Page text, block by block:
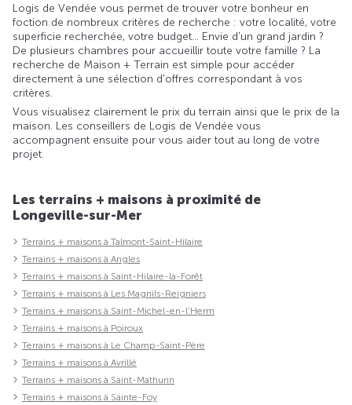
Logis de Vendée vous permet de trouver votre bonheur en
foction de nombreux critères de recherche : votre localité, votre
superficie recherchée, votre budget... Envie d'un grand jardin ?
De plusieurs chambres pour accueillir toute votre famille ? La
recherche de Maison + Terrain est simple pour accéder
directement à une sélection d'offres correspondant à vos
critères.
Vous visualisez clairement le prix du terrain ainsi que le prix de la
maison. Les conseillers de Logis de Vendée vous
accompagnent ensuite pour vous aider tout au long de votre
projet.
Les terrains + maisons à proximité de
Longeville-sur-Mer
Terrains + maisons à Talmont-Saint-Hilaire
Terrains + maisons à Angles
Terrains + maisons à Saint-Hilaire-la-Forêt
Terrains + maisons à Les Magnils-Reigniers
Terrains + maisons à Saint-Michel-en-l'Herm
Terrains + maisons à Poiroux
Terrains + maisons à Le Champ-Saint-Père
Terrains + maisons à Avrillé
Terrains + maisons à Saint-Mathurin
Terrains + maisons à Sainte-Foy